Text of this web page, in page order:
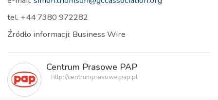
tel. +44 7380 972282
Źródło informacji: Business Wire
Centrum Prasowe PAP
http://centrumprasowe.pap.pl